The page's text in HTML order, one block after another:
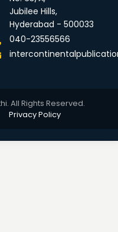
Jubilee Hills,
Hyderabad - 500033
040-23556566
All Rights Reserved.
Privacy Policy